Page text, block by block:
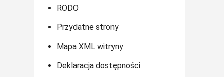
RODO
Przydatne strony
Mapa XML witryny
Deklaracja dostępności